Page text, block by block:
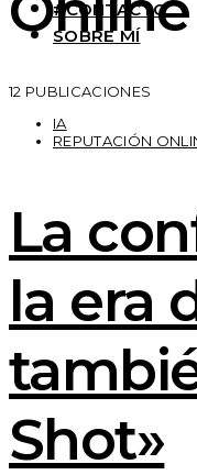
#CONTACTO
SOBRE MÍ
12 PUBLICACIONES
IA
REPUTACIÓN
La
la era
Shot»